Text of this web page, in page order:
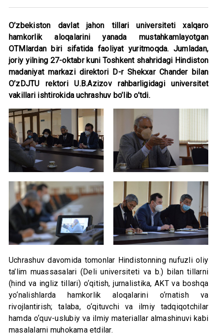
O’zbekiston davlat jahon tillari universiteti xalqaro
hamkorlik aloqalarini yanada mustahkamlayotgan
OTMlardan biri sifatida faoliyat yuritmoqda. Jumladan,
joriy yilning 27-oktabr kuni Toshkent shahridagi Hindiston
madaniyat markazi direktori D-r Shekxar Chander bilan
O’zDJTU rektori U.B.Azizov rahbarligidagi universitet
vakillari ishtirokida uchrashuv bo’lib o’tdi.
Uchrashuv davomida tomonlar Hindistonning nufuzli oliy
ta’lim muassasalari (Deli universiteti va b.) bilan tillarni
(hind va ingliz tillari) o‘qitish, jurnalistika, AKT va boshqa
yo‘nalishlarda hamkorlik aloqalarini o‘rnatish va
rivojlantirish; talaba, o‘qituvchi va ilmiy tadqiqotchilar
hamda o‘quv-uslubiy va ilmiy materiallar almashinuvi kabi
masalalarni muhokama etdilar.